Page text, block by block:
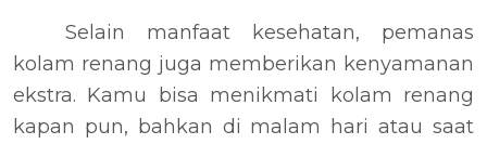
Selain manfaat kesehatan, pemanas
kolam renang juga memberikan kenyamanan
ekstra. Kamu bisa menikmati kolam renang
kapan pun, bahkan di malam hari atau saat